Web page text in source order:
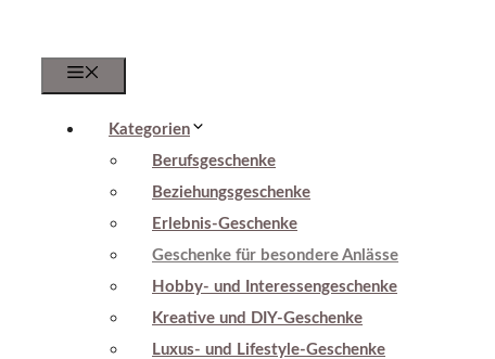
Kategorien
Berufsgeschenke
Beziehungsgeschenke
Erlebnis-Geschenke
Geschenke für besondere Anlässe
Hobby- und Interessengeschenke
Kreative und DIY-Geschenke
Luxus- und Lifestyle-Geschenke